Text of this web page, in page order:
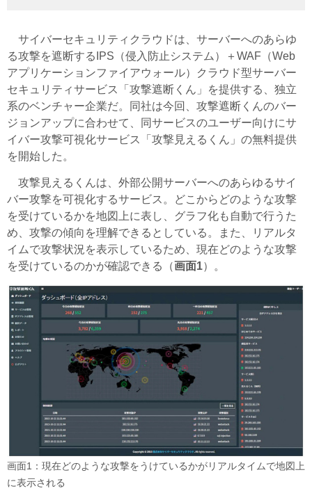
サイバーセキュリティクラウドは、サーバーへのあらゆ
る攻撃を遮断するIPS（侵入防止システム）＋WAF（Web
アプリケーションファイアウォール）クラウド型サーバー
セキュリティサービス「攻撃遮断くん」を提供する、独立
系のベンチャー企業だ。同社は今回、攻撃遮断くんのバー
ジョンアップに合わせて、同サービスのユーザー向けにサ
イバー攻撃可視化サービス「攻撃見えるくん」の無料提供
を開始した。
攻撃見えるくんは、外部公開サーバーへのあらゆるサイ
バー攻撃を可視化するサービス。どこからどのような攻撃
を受けているかを地図上に表し、グラフ化も自動で行うた
め、攻撃の傾向を理解できるとしている。また、リアルタ
イムで攻撃状況を表示しているため、現在どのような攻撃
を受けているのかが確認できる（画面1）。
画面1：現在どのような攻撃をうけているかがリアルタイムで地図上
に表示される